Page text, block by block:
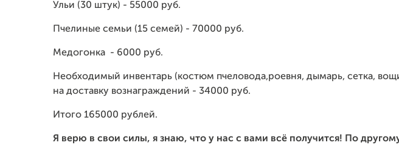
Ульи (30 штук) - 55000 руб.
Пчелиные семьи (15 семей) - 70000 руб.
Медогонка - 6000 руб.
Необходимый инвентарь (костюм пчеловода,роевня, дымарь, сетка,
на доставку вознаграждений - 34000 руб.
Итого 165000 рублей.
Я верю в свои силы, я знаю, что у нас с вами всё получится! По